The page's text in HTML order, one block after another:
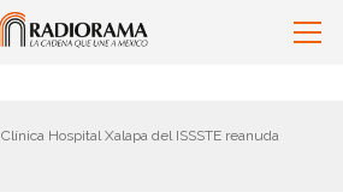
Clínica Hospital Xalapa del ISSSTE reanuda